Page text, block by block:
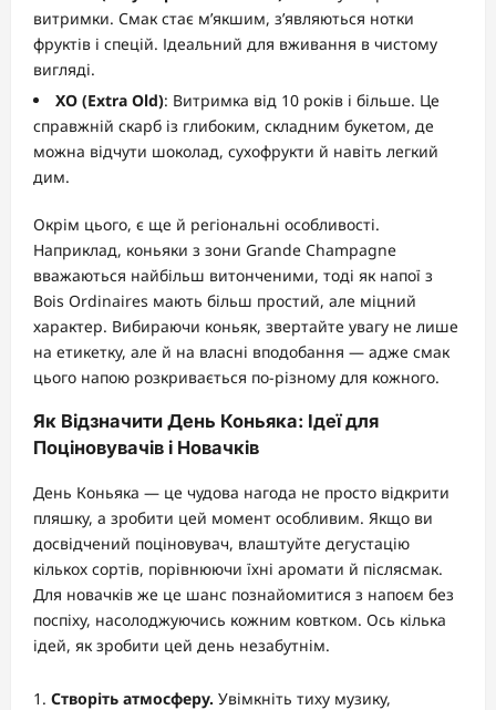
витримки. Смак стає м’якшим, з’являються нотки
фруктів і спецій. Ідеальний для вживання в чистому
вигляді.
XO (Extra Old): Витримка від 10 років і більше. Це
справжній скарб із глибоким, складним букетом, де
можна відчути шоколад, сухофрукти й навіть легкий
дим.
Окрім цього, є ще й регіональні особливості.
Наприклад, коньяки з зони Grande Champagne
вважаються найбільш витонченими, тоді як напої з
Bois Ordinaires мають більш простий, але міцний
характер. Вибираючи коньяк, звертайте увагу не лише
на етикетку, але й на власні вподобання — адже смак
цього напою розкривається по-різному для кожного.
Як Відзначити День Коньяка: Ідеї для
Поціновувачів і Новачків
День Коньяка — це чудова нагода не просто відкрити
пляшку, а зробити цей момент особливим. Якщо ви
досвідчений поціновувач, влаштуйте дегустацію
кількох сортів, порівнюючи їхні аромати й післясмак.
Для новачків же це шанс познайомитися з напоєм без
поспіху, насолоджуючись кожним ковтком. Ось кілька
ідей, як зробити цей день незабутнім.
Створіть атмосферу. Увімкніть тиху музику,